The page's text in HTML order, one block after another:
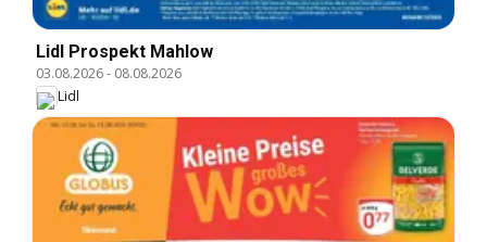
Lidl Prospekt Mahlow
03.08.2026- 08.08.2026
Lidl